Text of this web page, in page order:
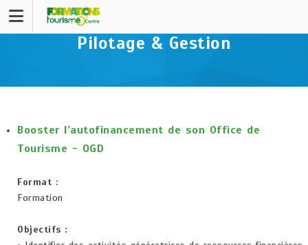
Pilotage & Gestion
Booster l’autofinancement de son Office de
Tourisme - OGD
Format :
Formation
Objectifs :